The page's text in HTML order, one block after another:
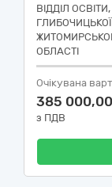
ВІДДІЛ
ОБЛАСТІ
Очікувана
385
з ПДВ